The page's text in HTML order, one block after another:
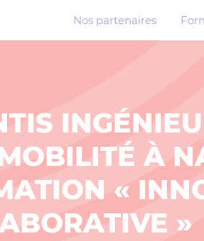
Nos partenaires
À
«
»